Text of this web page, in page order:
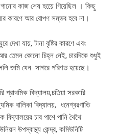
কাজ শেষ হয়েে গিয়েছিল । কিছু
কারণে আর রোপণ সম্ভব হবে না।
যায়, টানা বৃষ্টির কারণে এবং
তেমন কোনো চিহ্ন নেই, চারদিকে শুধুই
জমি যেন সাগরে পরিণত হয়েছে।
প্রাথমিক বিদ্যালয়,চতিয়া সরকারি
বালিকা বিদ্যালয়, ধনেশ্বরগাতি
বিদ্যালয়ের চার পাশে পানি থৈথৈ
উপস্বাস্থ্য কেন্দ্র, কমিউনিটি